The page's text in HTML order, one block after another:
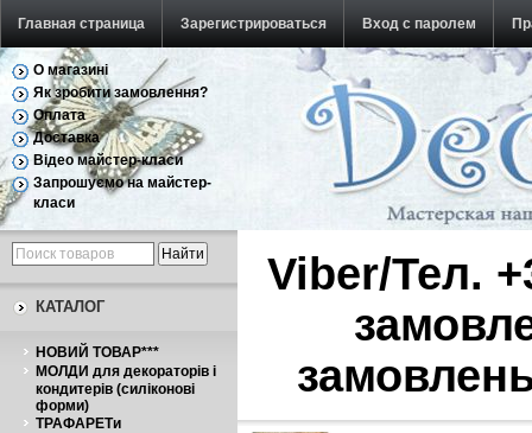
Главная страница Зарегистрироваться Вход с паролем
Обратная связь
О магазині
Як зробити замовлення?
Оплата
Доставка
Відео майстер-класи
Запрошуємо на майстер-
класи
КАТАЛОГ
НОВИЙ ТОВАР***
МОЛДИ для декораторів і
кондитерів (силіконові
форми)
ТРАФАРЕТи
Viber/Тел.